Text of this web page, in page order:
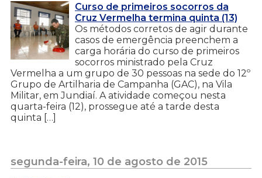
Curso de primeiros socorros da
Cruz Vermelha termina quinta (13)
Os métodos corretos de agir durante
casos de emergência preenchem a
carga horária do curso de primeiros
socorros ministrado pela Cruz
Vermelha a um grupo de 30 pessoas na sede do 12º
Grupo de Artilharia de Campanha (GAC), na Vila
Militar, em Jundiaí. A atividade começou nesta
quarta-feira (12), prossegue até a tarde desta
quinta […]
segunda-feira, 10 de agosto de 2015